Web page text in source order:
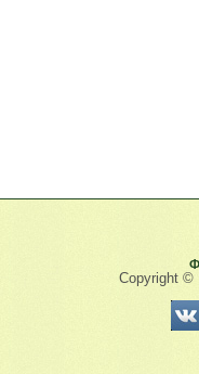
Copyright ©